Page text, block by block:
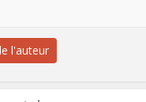
l'auteur